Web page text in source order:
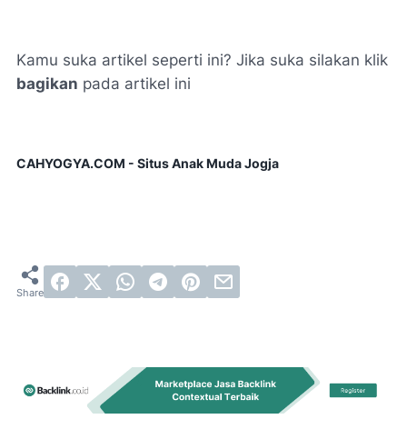
Kamu suka artikel seperti ini? Jika suka silakan klik
bagikan pada artikel ini
CAHYOGYA.COM - Situs Anak Muda Jogja